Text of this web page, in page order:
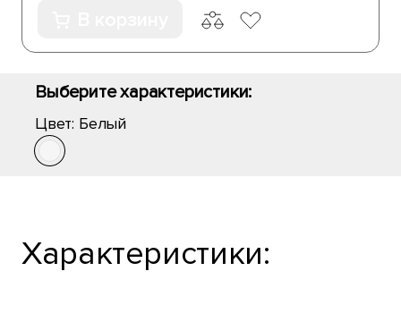
Выберите характеристики:
Цвет: Белый
Характеристики: